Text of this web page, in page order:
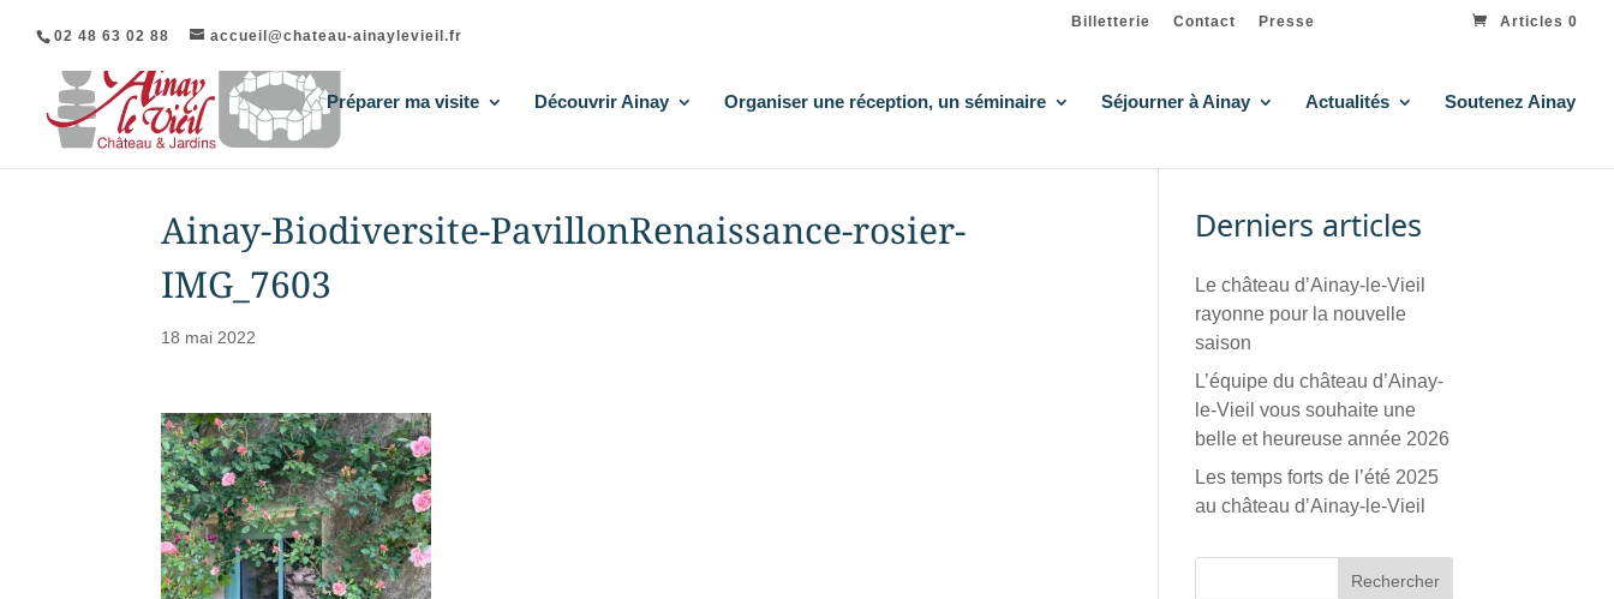
02 48 63 02 88 accueil@chateau-ainaylevieil.fr
Billetterie Contact Presse Articles 0
Préparer ma visite Découvrir Ainay Organiser une réception, un séminaire Séjourner à Ainay Actualités Soutenez Ainay
Ainay-Biodiversite-PavillonRenaissance-rosier-
IMG_7603
18 mai 2022
Derniers articles
Le château d’Ainay-le-Vieil
rayonne pour la nouvelle
saison
L’équipe du château d’Ainay-
le-Vieil vous souhaite une
belle et heureuse année 2026
Les temps forts de l’été 2025
au château d’Ainay-le-Vieil